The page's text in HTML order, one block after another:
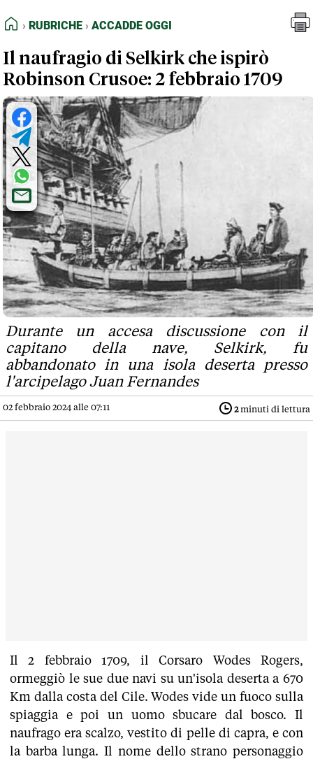
FEED RSS
NORMATIVE DEONTOLOGICHE
TERMINI e CONDIZIONI
Rubriche
Accadde oggi
HOME
RUBRICHE ACCADDE OGGI
Il naufragio di Selkirk che ispirò
Robinson Crusoe: 2 febbraio 1709
Durante un accesa discussione con il
capitano della nave, Selkirk, fu
abbandonato in una isola deserta presso
l'arcipelago Juan Fernandes
02 febbraio 2024 alle 07:11 2minuti di lettura
Il 2 febbraio 1709, il Corsaro Wodes Rogers,
ormeggiò le sue due navi su un'isola deserta a 670
Km dalla costa del Cile. Wodes vide un fuoco sulla
spiaggia e poi un uomo sbucare dal bosco. Il
naufrago era scalzo, vestito di pelle di capra, e con
la barba lunga. Il nome dello strano personaggio